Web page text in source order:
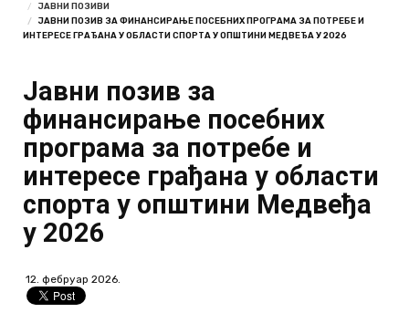
ЈАВНИ ПОЗИВИ
ЈАВНИ ПОЗИВ ЗА ФИНАНСИРАЊЕ ПОСЕБНИХ ПРОГРАМА ЗА ПОТРЕБЕ И
ИНТЕРЕСЕ ГРАЂАНА У ОБЛАСТИ СПОРТА У ОПШТИНИ МЕДВЕЂА У 2026
Јавни позив за
финансирање посебних
програма за потребе и
интересе грађана у области
спорта у општини Медвеђа
у 2026
12. фебруар 2026.